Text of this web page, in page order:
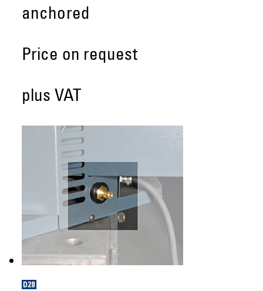
anchored
Price on request
plus VAT